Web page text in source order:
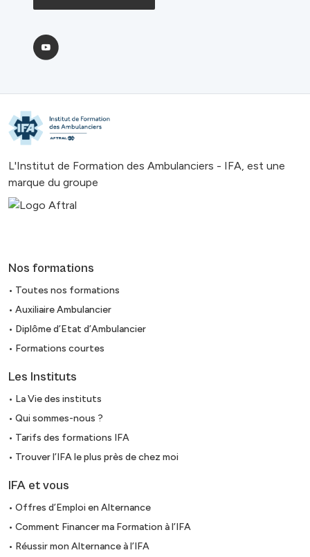
L'Institut de Formation des Ambulanciers - IFA, est une
marque du groupe
Nos formations
• Toutes nos formations
• Auxiliaire Ambulancier
• Diplôme d’Etat d’Ambulancier
• Formations courtes
Les Instituts
• La Vie des instituts
• Qui sommes-nous ?
• Tarifs des formations IFA
• Trouver l’IFA le plus près de chez moi
IFA et vous
• Offres d’Emploi en Alternance
• Comment Financer ma Formation à l’IFA
• Réussir mon Alternance à l’IFA